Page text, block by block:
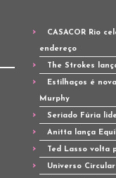
CASACOR Rio
endereço
The Strokes
Estilhaços é
Murphy
Seriado Fúria
Anitta lança
Ted Lasso volta
Universo